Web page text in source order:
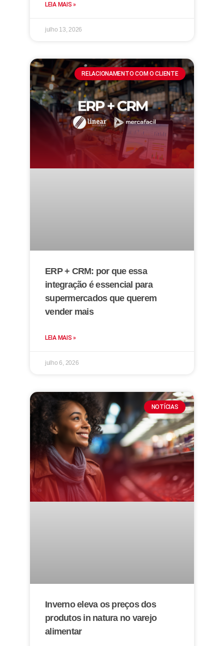
LEIA MAIS »
julho 13, 2026
RELACIONAMENTO COM O CLIENTE
ERP + CRM: por que essa
integração é essencial para
supermercados que querem
vender mais
LEIA MAIS »
julho 6, 2026
NOTÍCIAS
Inverno eleva os preços dos
produtos in natura no varejo
alimentar